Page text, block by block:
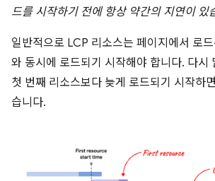
드를 시작하기 전에 항상 약간의 지연이 있
일반적으로 LCP 리소스는 페이지에서 로
와 동시에 로드되기 시작해야 합니다. 다시
첫 번째 리소스보다 늦게 로드되기 시작하
습니다.